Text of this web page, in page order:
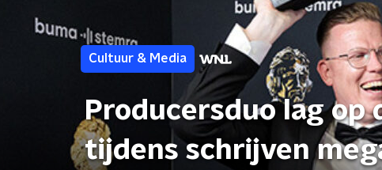
Cultuur & Media
Producersduo lag op
tijdens schrijven